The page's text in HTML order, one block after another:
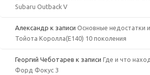
Subaru Outback V
Александр к записи Основные недостатки
Тойота Королла(Е140) 10 поколения
Георгий Чеботарев к записи Где и что
Форд Фокус 3